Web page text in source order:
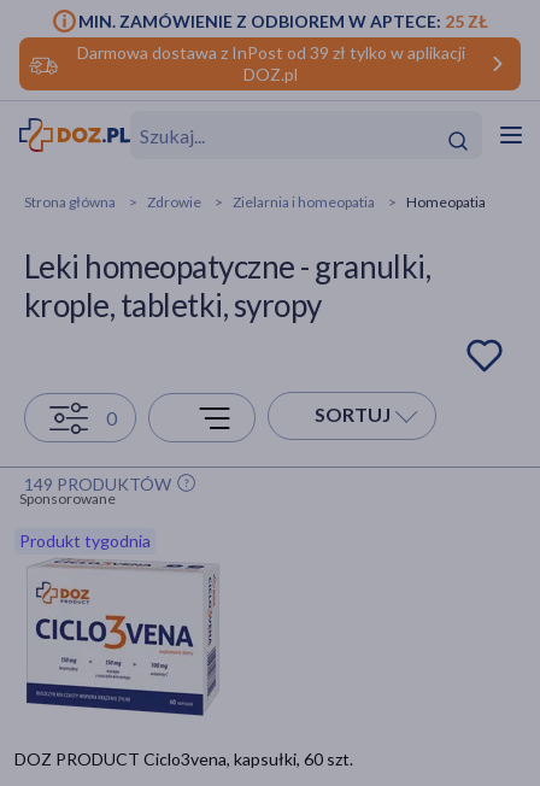
Darmowa dostawa z InPost od 39 zł tylko w aplikacji
DOZ.pl
MIN. ZAMÓWIENIE Z ODBIOREM W APTECE: 25 ZŁ
Hit
Hit
Hit
makijażu
Hit
Strona główna Zdrowie Zielarnia i homeopatia Homeopatia
Leki homeopatyczne - granulki,
krople, tabletki, syropy
0 SORTUJ
149 PRODUKTÓW
Sponsorowane
Produkt tygodnia
DOZ PRODUCT Ciclo3vena, kapsułki, 60 szt.